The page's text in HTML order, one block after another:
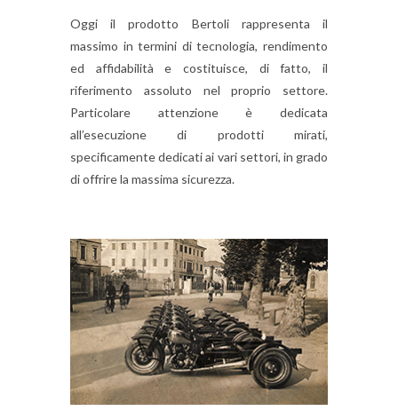
Oggi il prodotto Bertoli rappresenta il
massimo in termini di tecnologia, rendimento
ed affidabilità e costituisce, di fatto, il
riferimento assoluto nel proprio settore.
Particolare attenzione è dedicata
all’esecuzione di prodotti mirati,
specificamente dedicati ai vari settori, in grado
di offrire la massima sicurezza.